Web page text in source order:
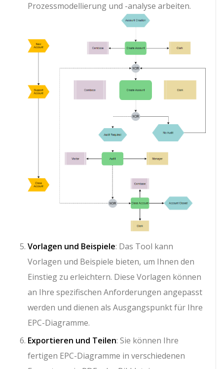
Prozessmodellierung und -analyse arbeiten.
Vorlagen und Beispiele: Das Tool kann
Vorlagen und Beispiele bieten, um Ihnen den
Einstieg zu erleichtern. Diese Vorlagen können
an Ihre spezifischen Anforderungen angepasst
werden und dienen als Ausgangspunkt für Ihre
EPC-Diagramme.
Exportieren und Teilen: Sie können Ihre
fertigen EPC-Diagramme in verschiedenen